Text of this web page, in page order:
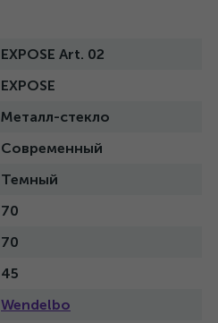
EXPOSE Art. 02
EXPOSE
Металл-стекло
Современный
Темный
70
70
45
Wendelbo